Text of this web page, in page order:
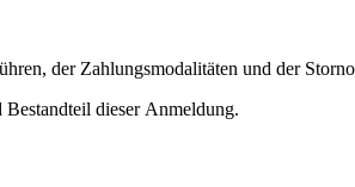
der Zahlungsmodalitäten und der
dieser Anmeldung.